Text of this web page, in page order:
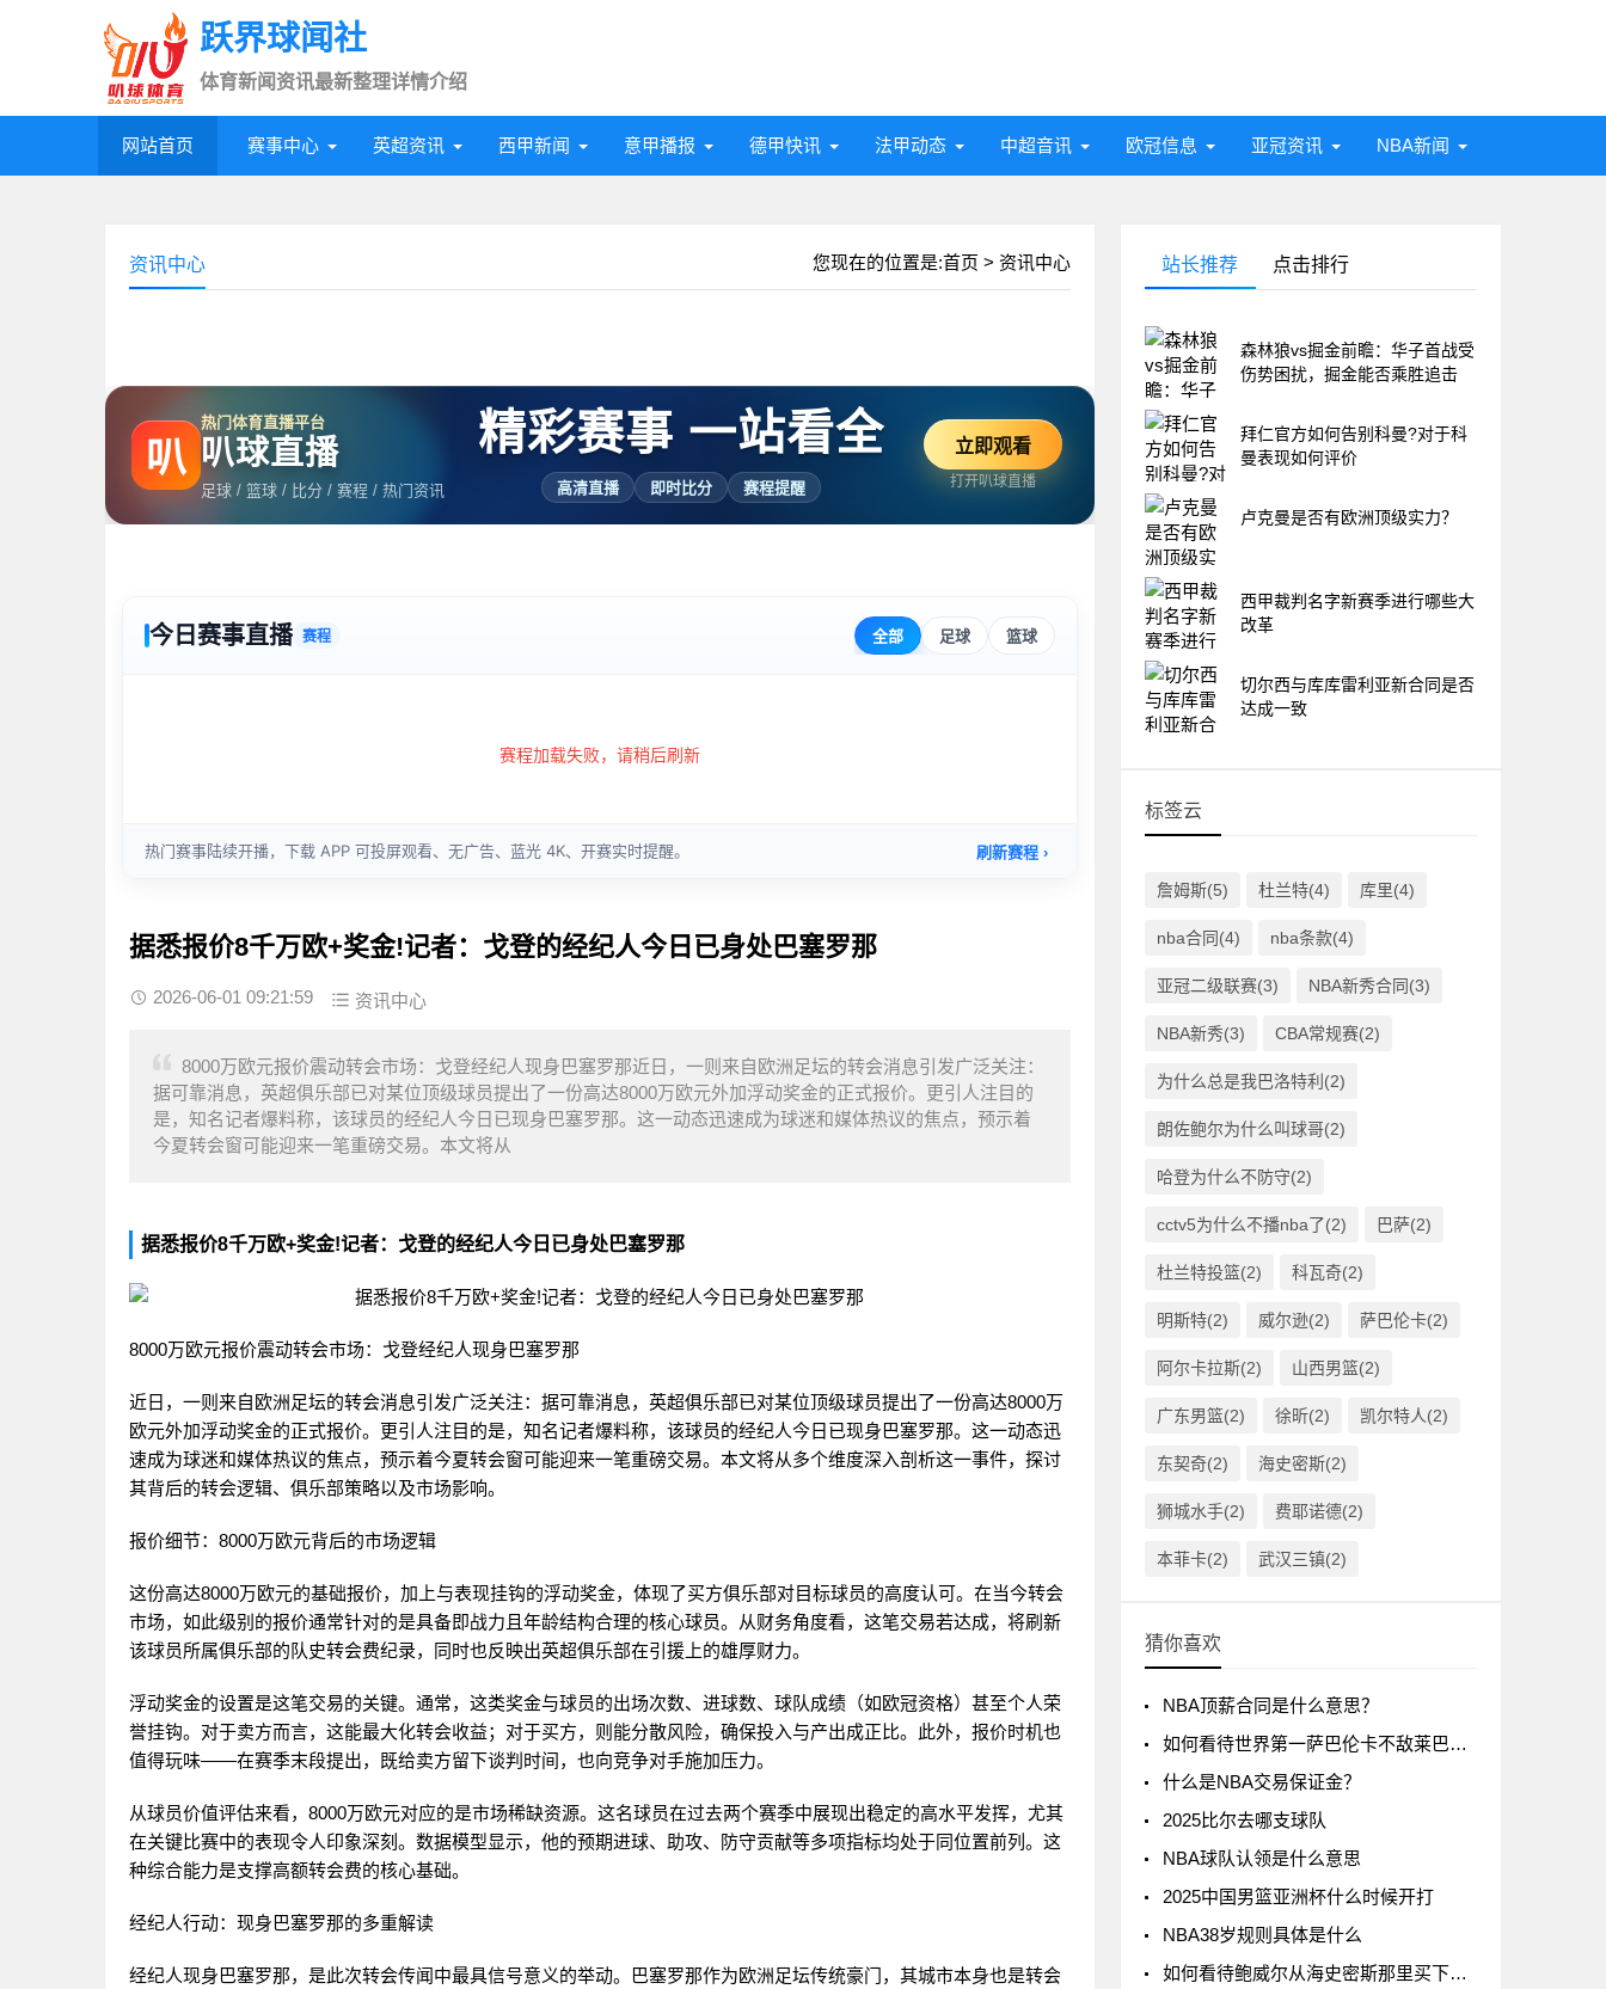
跃界球闻社
体育新闻资讯最新整理详情介绍
网站首页 赛事中心 英超资讯 西甲新闻 意甲播报 德甲快讯 法甲动态 中超音讯 欧冠信息 亚冠资讯 NBA新闻
您现在的位置是:首页 > 资讯中心
资讯中心
叭
热门体育直播平台
叭球直播
足球 / 篮球 / 比分 / 赛程 / 热门资讯
精彩赛事 一站看全
高清直播 即时比分 赛程提醒
立即观看
打开叭球直播
据悉报价8千万欧+奖金!记者：戈登的经纪人今日已身处巴塞罗那
2026-06-01 09:21:59 资讯中心
8000万欧元报价震动转会市场：戈登经纪人现身巴塞罗那近日，一则来自欧洲足坛的转会消息引发广泛关注：
据可靠消息，英超俱乐部已对某位顶级球员提出了一份高达8000万欧元外加浮动奖金的正式报价。更引人注目的
是，知名记者爆料称，该球员的经纪人今日已现身巴塞罗那。这一动态迅速成为球迷和媒体热议的焦点，预示着
今夏转会窗可能迎来一笔重磅交易。本文将从
据悉报价8千万欧+奖金!记者：戈登的经纪人今日已身处巴塞罗那
8000万欧元报价震动转会市场：戈登经纪人现身巴塞罗那
近日，一则来自欧洲足坛的转会消息引发广泛关注：据可靠消息，英超俱乐部已对某位顶级球员提出了一份高达8000万
欧元外加浮动奖金的正式报价。更引人注目的是，知名记者爆料称，该球员的经纪人今日已现身巴塞罗那。这一动态迅
速成为球迷和媒体热议的焦点，预示着今夏转会窗可能迎来一笔重磅交易。本文将从多个维度深入剖析这一事件，探讨
其背后的转会逻辑、俱乐部策略以及市场影响。
报价细节：8000万欧元背后的市场逻辑
这份高达8000万欧元的基础报价，加上与表现挂钩的浮动奖金，体现了买方俱乐部对目标球员的高度认可。在当今转会
市场，如此级别的报价通常针对的是具备即战力且年龄结构合理的核心球员。从财务角度看，这笔交易若达成，将刷新
该球员所属俱乐部的队史转会费纪录，同时也反映出英超俱乐部在引援上的雄厚财力。
浮动奖金的设置是这笔交易的关键。通常，这类奖金与球员的出场次数、进球数、球队成绩（如欧冠资格）甚至个人荣
誉挂钩。对于卖方而言，这能最大化转会收益；对于买方，则能分散风险，确保投入与产出成正比。此外，报价时机也
值得玩味——在赛季末段提出，既给卖方留下谈判时间，也向竞争对手施加压力。
从球员价值评估来看，8000万欧元对应的是市场稀缺资源。这名球员在过去两个赛季中展现出稳定的高水平发挥，尤其
在关键比赛中的表现令人印象深刻。数据模型显示，他的预期进球、助攻、防守贡献等多项指标均处于同位置前列。这
种综合能力是支撑高额转会费的核心基础。
经纪人行动：现身巴塞罗那的多重解读
经纪人现身巴塞罗那，是此次转会传闻中最具信号意义的举动。巴塞罗那作为欧洲足坛传统豪门，其城市本身也是转会
站长推荐 点击排行
森林狼vs掘金前瞻：华子首战受
伤势困扰，掘金能否乘胜追击
拜仁官方如何告别科曼?对于科
曼表现如何评价
卢克曼是否有欧洲顶级实力？
西甲裁判名字新赛季进行哪些大
改革
切尔西与库库雷利亚新合同是否
达成一致
标签云
詹姆斯(5) 杜兰特(4) 库里(4)
nba合同(4) nba条款(4)
亚冠二级联赛(3) NBA新秀合同(3)
NBA新秀(3) CBA常规赛(2)
为什么总是我巴洛特利(2)
朗佐鲍尔为什么叫球哥(2)
哈登为什么不防守(2)
cctv5为什么不播nba了(2) 巴萨(2)
杜兰特投篮(2) 科瓦奇(2)
明斯特(2) 威尔逊(2) 萨巴伦卡(2)
阿尔卡拉斯(2) 山西男篮(2)
广东男篮(2) 徐昕(2) 凯尔特人(2)
东契奇(2) 海史密斯(2)
狮城水手(2) 费耶诺德(2)
本菲卡(2) 武汉三镇(2)
猜你喜欢
NBA顶薪合同是什么意思？
如何看待世界第一萨巴伦卡不敌莱巴金娜?
什么是NBA交易保证金？
2025比尔去哪支球队
NBA球队认领是什么意思
2025中国男篮亚洲杯什么时候开打
NBA38岁规则具体是什么
如何看待鲍威尔从海史密斯那里买下了24号球衣